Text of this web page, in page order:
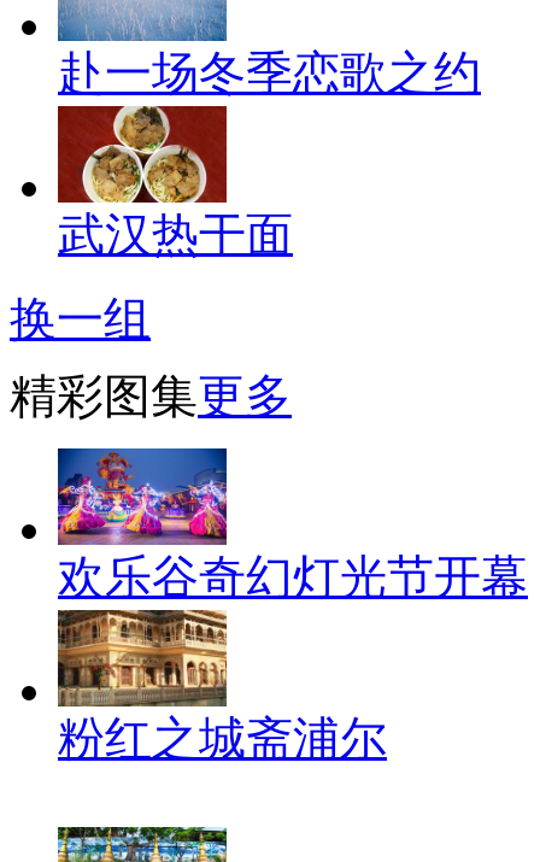
赴一场冬季恋歌之约
武汉热干面
换一组
精彩图集更多
欢乐谷奇幻灯光节开幕
粉红之城斋浦尔